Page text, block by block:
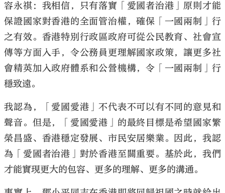
容永祺：我相信，只有落實「愛國者治港」原則才能
保證國家對香港的全面管治權，確保「一國兩制」行
之有效。香港特別行政區政府可從公民教育、社會宣
傳等方面入手，令公務員更理解國家政策，讓更多社
會精英加入政府體系和公營機構，令「一國兩制」行
穩致遠。
我認為，「愛國愛港」不代表不可以有不同的意見和
聲音。但是，「愛國愛港」的最終目標是希望國家繁
榮昌盛、香港穩定發展、市民安居樂業。因此，我認
為「愛國者治港」對於香港至關重要。基於此，我們
才能實現更大的包容、更多的理解、更多的溝通。